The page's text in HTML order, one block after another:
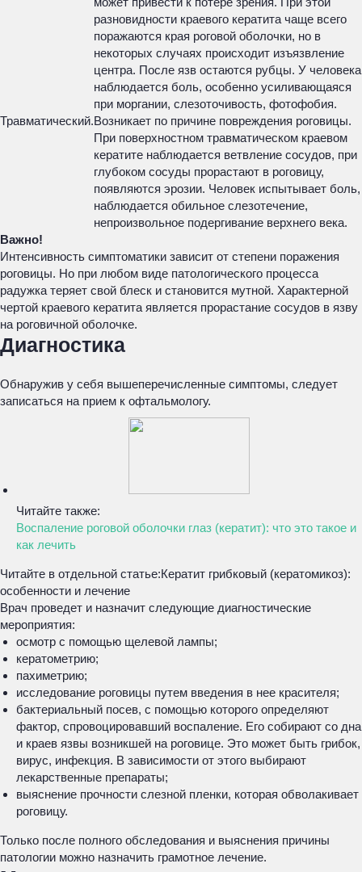
разновидности краевого кератита чаще всего
поражаются края роговой оболочки, но в
некоторых случаях происходит изъязвление
центра. После язв остаются рубцы. У человека
наблюдается боль, особенно усиливающаяся
при моргании, слезоточивость, фотофобия.
Травматический.Возникает по причине повреждения роговицы.
При поверхностном травматическом краевом
кератите наблюдается ветвление сосудов, при
глубоком сосуды прорастают в роговицу,
появляются эрозии. Человек испытывает боль,
наблюдается обильное слезотечение,
непроизвольное подергивание верхнего века.
Важно!
Интенсивность симптоматики зависит от степени поражения
роговицы. Но при любом виде патологического процесса
радужка теряет свой блеск и становится мутной. Характерной
чертой краевого кератита является прорастание сосудов в язву
на роговичной оболочке.
Диагностика
Обнаружив у себя вышеперечисленные симптомы, следует
записаться на прием к офтальмологу.
Читайте также:
Воспаление роговой оболочки глаз (кератит): что это такое и
как лечить
Читайте в отдельной статье:Кератит грибковый (кератомикоз):
особенности и лечение
Врач проведет и назначит следующие диагностические
мероприятия:
осмотр с помощью щелевой лампы;
кератометрию;
пахиметрию;
исследование роговицы путем введения в нее красителя;
бактериальный посев, с помощью которого определяют
фактор, спровоцировавший воспаление. Его собирают со дна
и краев язвы возникшей на роговице. Это может быть грибок,
вирус, инфекция. В зависимости от этого выбирают
лекарственные препараты;
выяснение прочности слезной пленки, которая обволакивает
роговицу.
Только после полного обследования и выяснения причины
патологии можно назначить грамотное лечение.